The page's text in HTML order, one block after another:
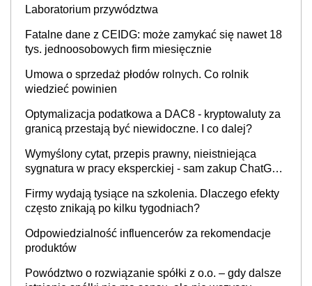
Laboratorium przywództwa
Fatalne dane z CEIDG: może zamykać się nawet 18
tys. jednoosobowych firm miesięcznie
Umowa o sprzedaż płodów rolnych. Co rolnik
wiedzieć powinien
Optymalizacja podatkowa a DAC8 - kryptowaluty za
granicą przestają być niewidoczne. I co dalej?
Wymyślony cytat, przepis prawny, nieistniejąca
sygnatura w pracy eksperckiej - sam zakup ChatGPT
Firmy wydają tysiące na szkolenia. Dlaczego efekty
często znikają po kilku tygodniach?
Odpowiedzialność influencerów za rekomendacje
produktów
Powództwo o rozwiązanie spółki z o.o. – gdy dalsze